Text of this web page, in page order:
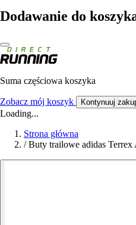
Dodawanie do
Suma częściowa koszyka
Zobacz mój koszyk Kontynuuj
Loading...
Strona główna
/ Buty trailowe adidas